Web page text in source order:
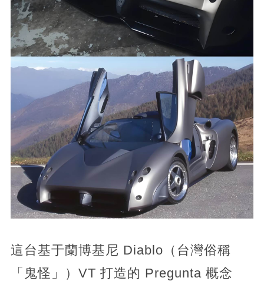
這台基于蘭博基尼 Diablo（台灣俗稱
「鬼怪」）VT 打造的 Pregunta 概念